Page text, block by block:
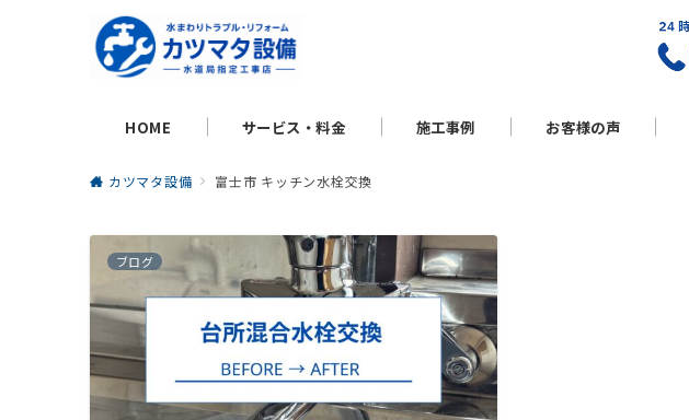
HOME サービス・料金 施工事例 お客様の声
カツマタ設備 富士市 キッチン水栓交換
ブログ